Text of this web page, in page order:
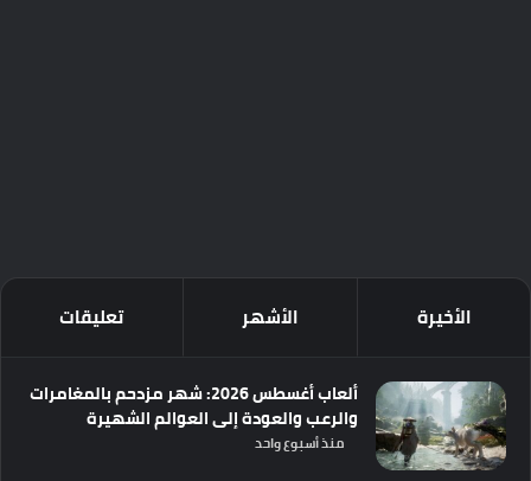
الأخيرة الأشهر تعليقات
ألعاب أغسطس 2026: شهر مزدحم بالمغامرات
والرعب والعودة إلى العوالم الشهيرة
منذ أسبوع واحد